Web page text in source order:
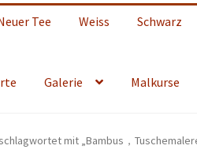
Tee Weiss Schwarz
Galerie Malkurse
mit „Bambus，